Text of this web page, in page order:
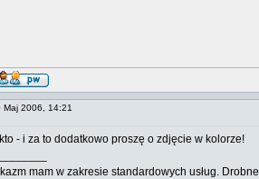
Maj 2006, 14:21
- i za to dodatkowo proszę o zdjęcie w kolorze!
mam w zakresie standardowych usług.